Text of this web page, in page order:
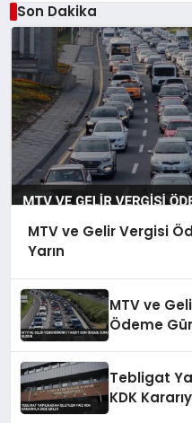
Son Dakika
MTV ve Gelir Vergisi
Yarın
MTV ve
Ödeme
Tebligat
KDK